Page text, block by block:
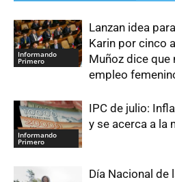
Informando
Primero
Lanzan idea
Karin por cinco
Muñoz dice que
empleo
Informando
Primero
IPC de julio:
y se acerca a la
Día Nacional de